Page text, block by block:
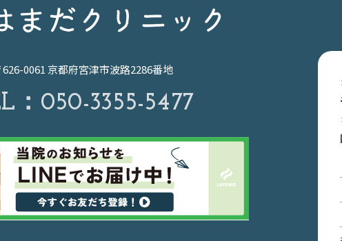
626-0061 京都府宮津市波路2286番地
： 050-3355-5477